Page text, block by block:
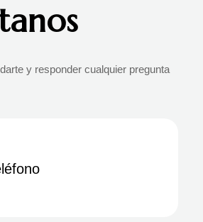
y responder cualquier pregunta